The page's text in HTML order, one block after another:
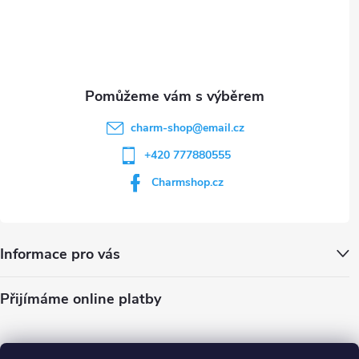
charm-shop@email.cz
+420 777880555
Charmshop.cz
Informace pro vás
Přijímáme online platby